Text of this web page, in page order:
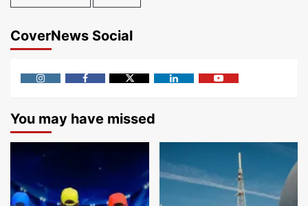
CoverNews Social
You may have missed